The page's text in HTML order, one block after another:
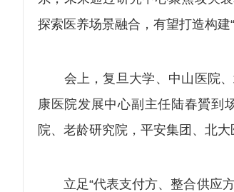
探索医养场景融合，有望打造构建
会上，复旦大学、中山医院、
康医院发展中心副主任陆春贇到
院、老龄研究院，平安集团、北
立足“代表支付方、整合供应方